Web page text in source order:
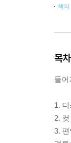
책의
목차
들어
1.
2. 컷
3.